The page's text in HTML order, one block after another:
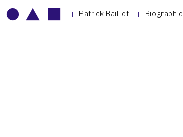
Patrick Baillet Biographie